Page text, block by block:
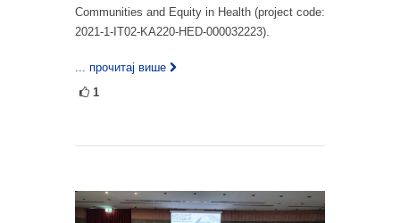
Communities and Equity in Health (project code:
2021-1-IT02-KA220-HED-000032223).
... прочитај више
1